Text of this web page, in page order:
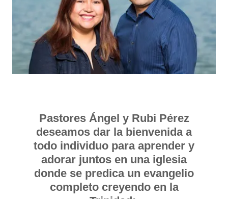
Pastores Ángel y Rubi Pérez
deseamos dar la bienvenida a
todo individuo para aprender y
adorar juntos en una iglesia
donde se predica un evangelio
completo creyendo en la